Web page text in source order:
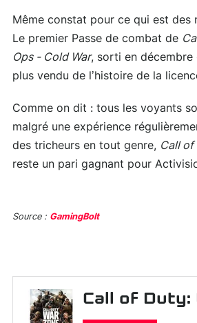
Même constat pour ce qui est des
Le premier Passe de combat de
Ops - Cold War, sorti en décembre
plus vendu de l’histoire de la
Comme on dit : tous les voyants
malgré une expérience
des tricheurs en tout genre, Call of
reste un pari gagnant pour
Source : GamingBolt
Call of Duty: